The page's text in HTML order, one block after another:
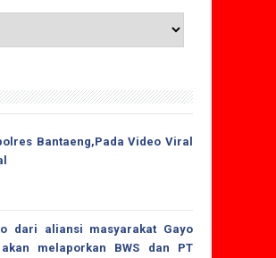
Bantaeng,Pada Video Viral
dari aliansi masyarakat Gayo
melaporkan BWS dan PT